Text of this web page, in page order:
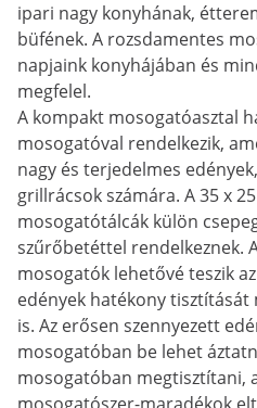
ipari nagy konyhának,
büfének. A rozsdamentes
napjaink konyhájában és
megfelel.
A kompakt mosogatóasztal
mosogatóval rendelkezik,
nagy és terjedelmes
grillrácsok számára. A 35 x
mosogatótálcák külön
szűrőbetéttel rendelkeznek.
mosogatók lehetővé teszik
edények hatékony tisztítását
is. Az erősen szennyezett
mosogatóban be lehet
mosogatóban megtisztítani,